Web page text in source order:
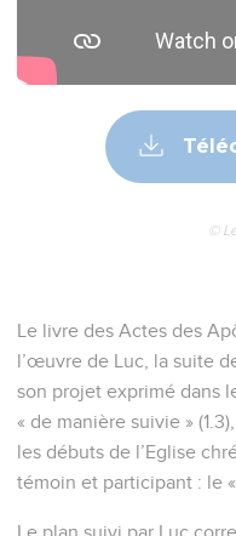
©
Le livre des Actes des
l’œuvre de Luc, la suite
son projet exprimé dans
« de manière suivie »
les débuts de l’Eglise
témoin et participant : le «
Le plan suivi par Luc